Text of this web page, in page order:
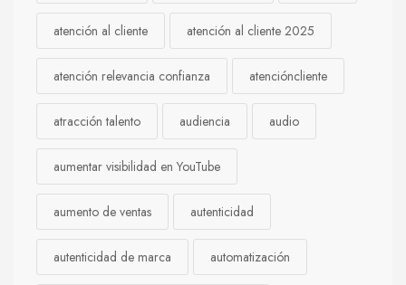
atención al cliente atención al cliente 2025
atención relevancia confianza atencióncliente
atracción talento audiencia audio
aumentar visibilidad en YouTube
aumento de ventas autenticidad
autenticidad de marca automatización